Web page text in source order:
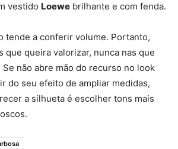
vestido Loewe brilhante e com fenda.
tende a conferir volume. Portanto,
que queira valorizar, nunca nas que
não abre mão do recurso no look
do seu efeito de ampliar medidas,
a silhueta é escolher tons mais